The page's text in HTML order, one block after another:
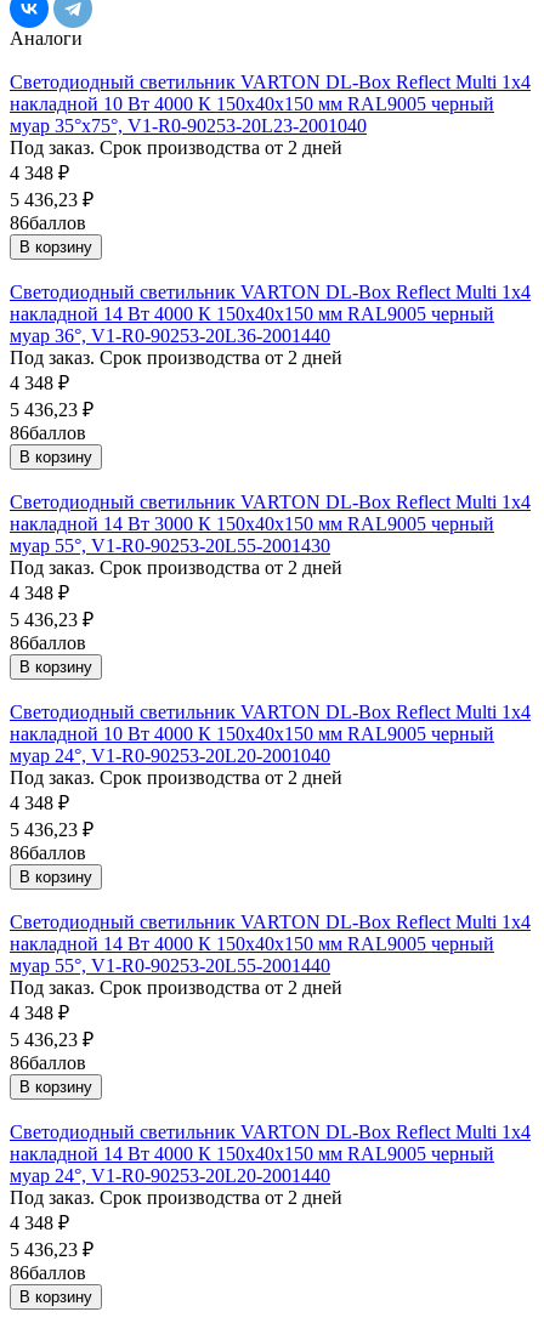
Аналоги
Светодиодный светильник VARTON DL-Box Reflect Multi 1x4
накладной 10 Вт 4000 К 150х40х150 мм RAL9005 черный
муар 35°x75°, V1-R0-90253-20L23-2001040
Под заказ. Срок производства от 2 дней
4 348 ₽
5 436,23 ₽
86баллов
В корзину
Светодиодный светильник VARTON DL-Box Reflect Multi 1x4
накладной 14 Вт 4000 К 150х40х150 мм RAL9005 черный
муар 36°, V1-R0-90253-20L36-2001440
Под заказ. Срок производства от 2 дней
4 348 ₽
5 436,23 ₽
86баллов
В корзину
Светодиодный светильник VARTON DL-Box Reflect Multi 1x4
накладной 14 Вт 3000 К 150х40х150 мм RAL9005 черный
муар 55°, V1-R0-90253-20L55-2001430
Под заказ. Срок производства от 2 дней
4 348 ₽
5 436,23 ₽
86баллов
В корзину
Светодиодный светильник VARTON DL-Box Reflect Multi 1x4
накладной 10 Вт 4000 К 150х40х150 мм RAL9005 черный
муар 24°, V1-R0-90253-20L20-2001040
Под заказ. Срок производства от 2 дней
4 348 ₽
5 436,23 ₽
86баллов
В корзину
Светодиодный светильник VARTON DL-Box Reflect Multi 1x4
накладной 14 Вт 4000 К 150х40х150 мм RAL9005 черный
муар 55°, V1-R0-90253-20L55-2001440
Под заказ. Срок производства от 2 дней
4 348 ₽
5 436,23 ₽
86баллов
В корзину
Светодиодный светильник VARTON DL-Box Reflect Multi 1x4
накладной 14 Вт 4000 К 150х40х150 мм RAL9005 черный
муар 24°, V1-R0-90253-20L20-2001440
Под заказ. Срок производства от 2 дней
4 348 ₽
5 436,23 ₽
86баллов
В корзину